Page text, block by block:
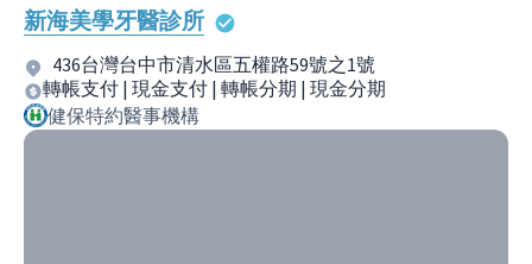
新海美學牙醫診所
436台灣台中市清水區五權路59號之1號
轉帳支付 | 現金支付 | 轉帳分期 | 現金分期
健保特約醫事機構